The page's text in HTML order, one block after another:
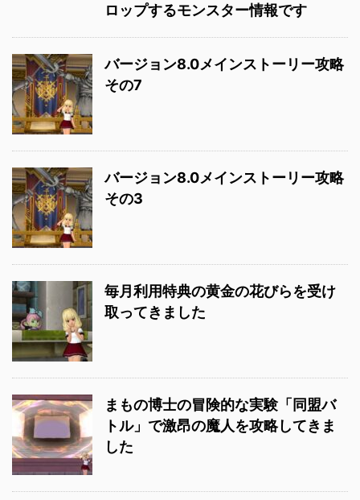
ロップするモンスター情報です
バージョン8.0メインストーリー攻略
その7
バージョン8.0メインストーリー攻略
その3
毎月利用特典の黄金の花びらを受け
取ってきました
まもの博士の冒険的な実験「同盟バ
トル」で激昂の魔人を攻略してきま
した